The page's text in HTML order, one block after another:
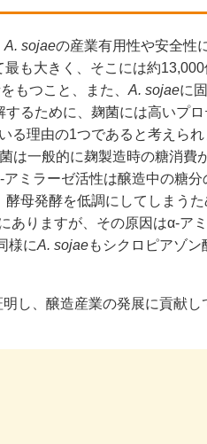
A. sojaeの産業有用性や安全性
も大きく、そこには約
もつこと、また、A. sojaeに
るために、麹菌には高いプ
る理由の1つであると考えら
は一般的に麹製造時の糖消費
ミラーゼ活性は醸造中の糖分
母発酵を低調にしてしまう
ありますが、その原因はα-ア
様にA. sojaeもシクロピアゾ
し、醸造産業の発展に貢献し